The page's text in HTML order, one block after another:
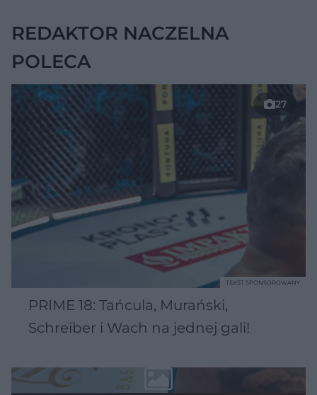
REDAKTOR NACZELNA
POLECA
27
PRIME 18: Tańcula, Murański,
Schreiber i Wach na jednej gali!
TEKST SPONSOROWANY